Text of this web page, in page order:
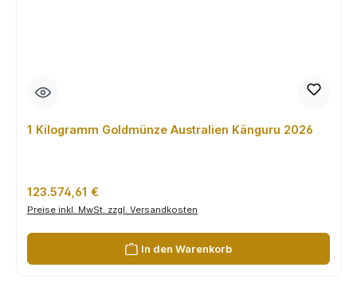
1 Kilogramm Goldmünze Australien Känguru 2026
Regulärer Preis:
123.574,61 €
Preise inkl. MwSt. zzgl. Versandkosten
In den Warenkorb